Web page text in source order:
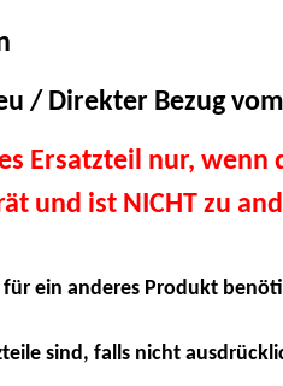
/ Direkter Bezug
Ersatzteil nur, wenn
und ist NICHT zu
für ein anderes Produkt
sind, falls nicht